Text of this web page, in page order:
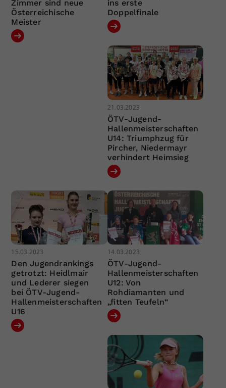
Zimmer sind neue
Österreichische
Meister
ins erste
Doppelfinale
21.03.2023
ÖTV-Jugend-
Hallenmeisterschaften
U14: Triumphzug für
Pircher, Niedermayr
verhindert Heimsieg
15.03.2023
Den Jugendrankings
getrotzt: Heidlmair
und Lederer siegen
bei ÖTV-Jugend-
Hallenmeisterschaften
U16
14.03.2023
ÖTV-Jugend-
Hallenmeisterschaften
U12: Von
Rohdiamanten und
„fitten Teufeln“